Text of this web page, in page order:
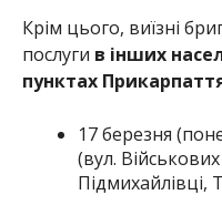
Крім цього, виїзні
послуги в інших
пунктах
17 березня
(вул.
Підмихайлівці,